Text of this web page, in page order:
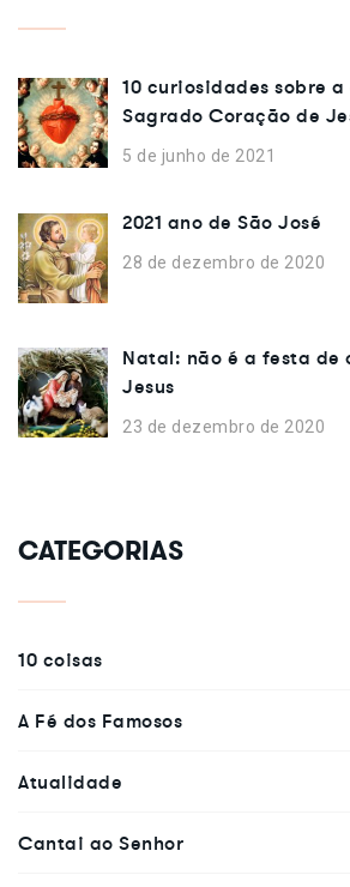
10 curiosidades sobre
Sagrado Coração de
5 de junho de 2021
2021 ano de São José
28 de dezembro de 2020
Natal: não é a festa de
Jesus
23 de dezembro de 2020
CATEGORIAS
10 coisas
A Fé dos Famosos
Atualidade
Cantai ao Senhor